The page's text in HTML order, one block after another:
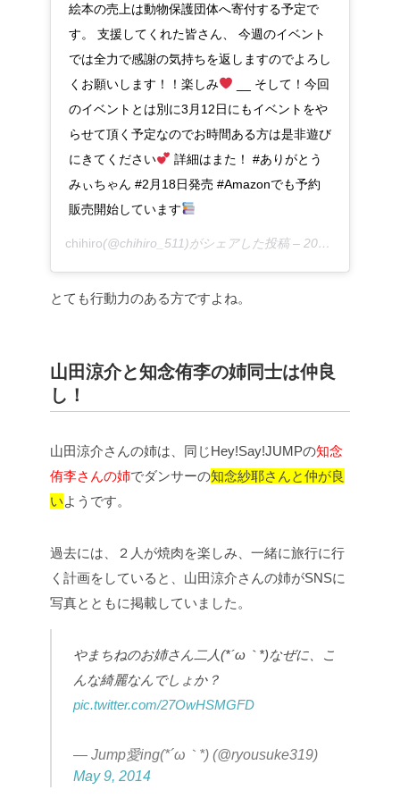
絵本の売上は動物保護団体へ寄付する予定で
す。 支援してくれた皆さん、 今週のイベント
では全力で感謝の気持ちを返しますのでよろし
くお願いします！！楽しみ
__ そして！今回
のイベントとは別に3月12日にもイベントをや
らせて頂く予定なのでお時間ある方は是非遊び
にきてください
詳細はまた！ #ありがとう
みぃちゃん #2月18日発売 #Amazonでも予約
販売開始しています
chihiro(@chihiro_511)がシェアした投稿 – 2017年 2月月13日午後8時15分PST
とても行動力のある方ですよね。
山田涼介と知念侑李の姉同士は仲良
し！
山田涼介さんの姉は、同じHey!Say!JUMPの知念
侑李さんの姉でダンサーの知念紗耶さんと仲が良
いようです。
過去には、２人が焼肉を楽しみ、一緒に旅行に行
く計画をしていると、山田涼介さんの姉がSNSに
写真とともに掲載していました。
やまちねのお姉さん二人(*´ω｀*)なぜに、こ
んな綺麗なんでしょか？
pic.twitter.com/27OwHSMGFD
— Jump愛ing(*´ω｀*) (@ryousuke319)
May 9, 2014